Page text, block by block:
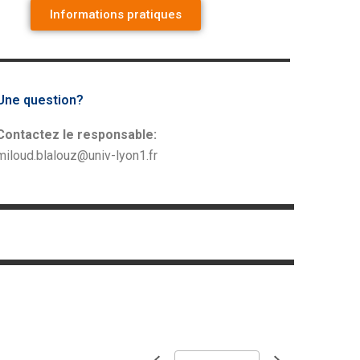
Informations pratiques
question?
le responsable:
lyon1.fr